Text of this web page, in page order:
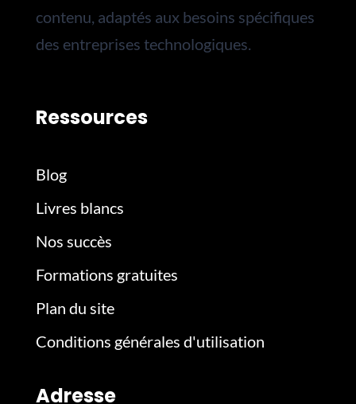
contenu, adaptés aux besoins spécifiques
des entreprises technologiques.
Ressources
Blog
Livres blancs
Nos succès
Formations gratuites
Plan du site
Conditions générales d'utilisation
Adresse